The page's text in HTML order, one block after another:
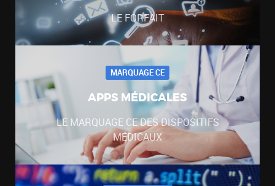
LE FORFAIT
MARQUAGE CE
APPS MÉDICALES
LE MARQUAGE CE DES DISPOSITIFS
MÉDICAUX